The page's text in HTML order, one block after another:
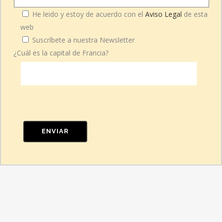
He leido y estoy de acuerdo con el Aviso Legal de esta
web
Suscríbete a nuestra Newsletter
¿Cuál es la capital de Francia?